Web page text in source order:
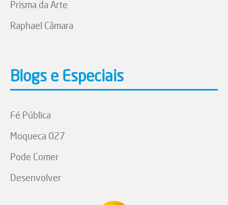
Prisma da Arte
Raphael Câmara
Blogs e Especiais
Fé Pública
Moqueca 027
Pode Comer
Desenvolver